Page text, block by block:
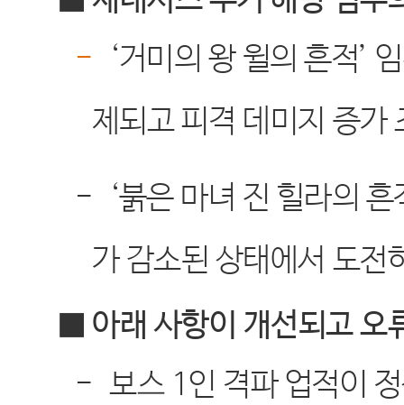
-
‘거미의 왕 윌의 흔적’
제되고 피격 데미지 증가
- ‘붉은 마녀 진 힐라의 흔
가 감소된 상태에서 도전
■ 아래 사항이 개선되고 오
- 보스 1 인 격파 업적이